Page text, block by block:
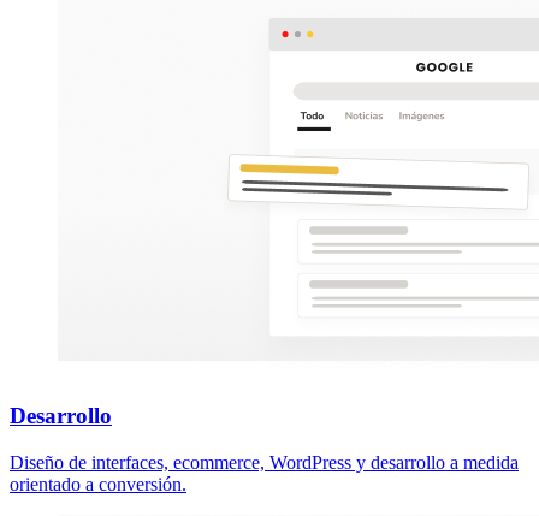
Desarrollo
Diseño de interfaces, ecommerce, WordPress y desarrollo a medida
orientado a conversión.